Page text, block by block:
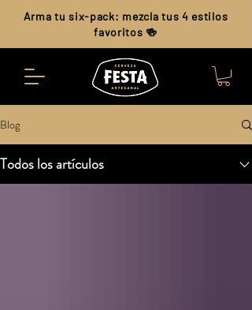
Arma tu six-pack: mezcla tus 4 estilos
favoritos 🍻
Blog
Todos los artículos